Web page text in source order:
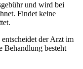
und wird bei
Findet keine
der Arzt im
Behandlung besteht